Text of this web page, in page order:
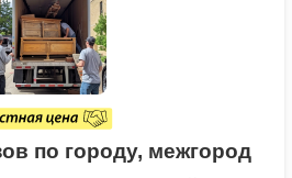
по городу, межгород